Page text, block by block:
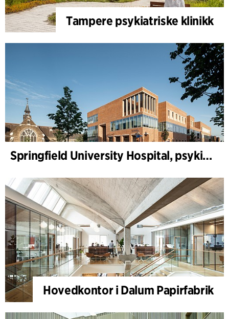
Tampere psykiatriske klinikk
Springfield University Hospital, psykiatri
Hovedkontor i Dalum Papirfabrik